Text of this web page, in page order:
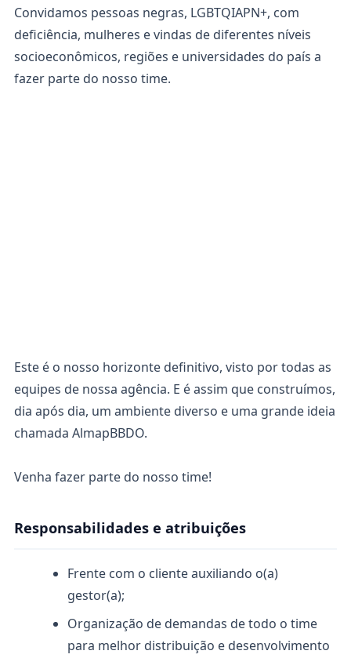
Convidamos pessoas negras, LGBTQIAPN+, com
deficiência, mulheres e vindas de diferentes níveis
socioeconômicos, regiões e universidades do país a
fazer parte do nosso time.
Este é o nosso horizonte definitivo, visto por todas as
equipes de nossa agência. E é assim que construímos,
dia após dia, um ambiente diverso e uma grande ideia
chamada AlmapBBDO.
Venha fazer parte do nosso time!
Responsabilidades e atribuições
Frente com o cliente auxiliando o(a)
gestor(a);
Organização de demandas de todo o time
para melhor distribuição e desenvolvimento